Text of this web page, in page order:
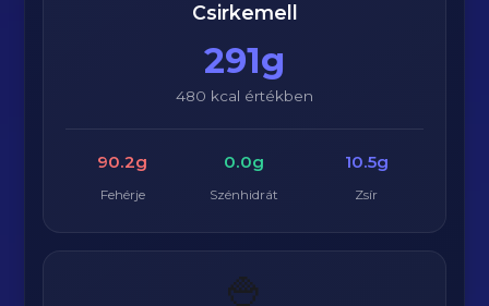
Csirkemell
291g
480 kcal értékben
90.2g
Fehérje
0.0g
Szénhidrát
10.5g
Zsír
🍚